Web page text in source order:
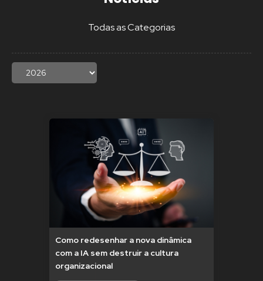
Todas as Categorias
Como redesenhar a nova dinâmica
com a IA sem destruir a cultura
organizacional